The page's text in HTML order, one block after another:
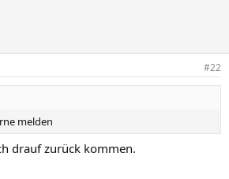
#22
melden
drauf zurück kommen.